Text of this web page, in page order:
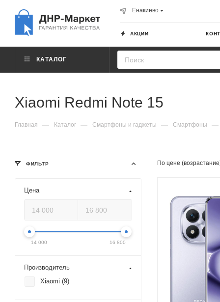
Енакиево
АКЦИИ
КАТАЛОГ
Xiaomi Redmi Note 15
Главная — Каталог — Смартфоны и гаджеты — Смартфоны —
По цене
MediaTek Helio
Частота обновления
экрана
120 Гц
Разрешение
камеры
Объем встроенной
ФИЛЬТР
Цена
14 000 16 800
Производитель
Xiaomi (9)